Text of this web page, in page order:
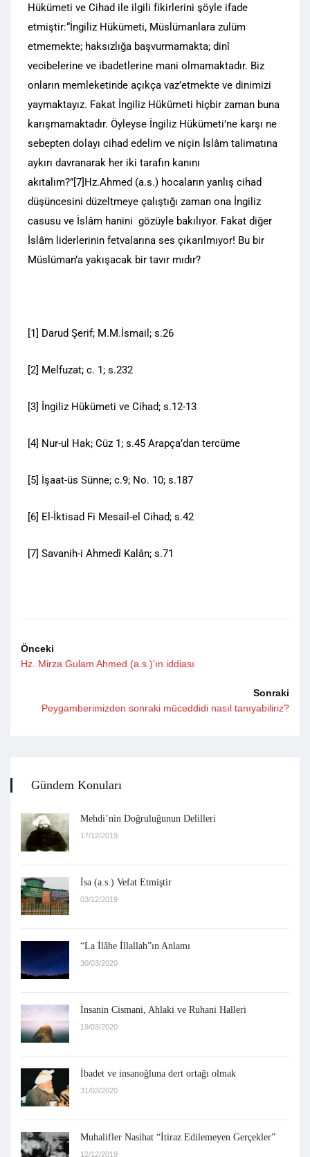
Hükümeti ve Cihad ile ilgili fikirlerini şöyle ifade
etmiştir:“İngiliz Hükümeti, Müslümanlara zulüm
etmemekte; haksızlığa başvurmamakta; dinî
vecibelerine ve ibadetlerine mani olmamaktadır. Biz
onların memleketinde açıkça vaz’etmekte ve dinimizi
yaymaktayız. Fakat İngiliz Hükümeti hiçbir zaman buna
karışmamaktadır. Öyleyse İngiliz Hükümeti’ne karşı ne
sebepten dolayı cihad edelim ve niçin İslâm talimatına
aykırı davranarak her iki tarafın kanını
akıtalım?”[7]Hz.Ahmed (a.s.) hocaların yanlış cihad
düşüncesini düzeltmeye çalıştığı zaman ona İngiliz
casusu ve İslâm hanini gözüyle bakılıyor. Fakat diğer
İslâm liderlerinin fetvalarına ses çıkarılmıyor! Bu bir
Müslüman’a yakışacak bir tavır mıdır?
[1] Darud Şerif; M.M.İsmail; s.26
[2] Melfuzat; c. 1; s.232
[3] İngiliz Hükümeti ve Cihad; s.12-13
[4] Nur-ul Hak; Cüz 1; s.45 Arapça’dan tercüme
[5] İşaat-üs Sünne; c.9; No. 10; s.187
[6] El-İktisad Fi Mesail-el Cihad; s.42
[7] Savanih-i Ahmedî Kalân; s.71
Önceki
Hz. Mirza Gulam Ahmed (a.s.)’ın iddiası
Sonraki
Peygamberimizden sonraki müceddidi nasıl tanıyabiliriz?
Gündem Konuları
Mehdi’nin Doğruluğunun Delilleri
17/12/2019
İsa (a.s.) Vefat Etmiştir
03/12/2019
“La İlâhe İllallah”ın Anlamı
30/03/2020
İnsanin Cismani, Ahlaki ve Ruhani Halleri
19/03/2020
İbadet ve insanoğluna dert ortağı olmak
31/03/2020
Muhalifler Nasihat “İtiraz Edilemeyen Gerçekler”
12/12/2019